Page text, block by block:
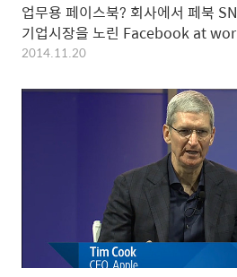
업무용 페이스북? 회사에서 페북
기업시장을 노린 Facebook at
2014.11.20